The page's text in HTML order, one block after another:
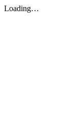
Loading…